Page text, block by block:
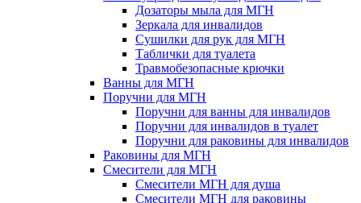
Дозаторы мыла для МГН
Зеркала для инвалидов
Сушилки для рук для МГН
Таблички для туалета
Травмобезопасные крючки
Ванны для МГН
Поручни для МГН
Поручни для ванны для инвалидов
Поручни для инвалидов в туалет
Поручни для раковины для инвалидов
Раковины для МГН
Смесители для МГН
Смесители МГН для душа
Смесители МГН для раковины